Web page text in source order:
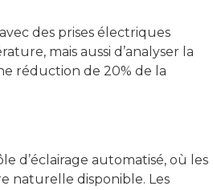
des prises électriques
mais aussi d’analyser la
réduction de 20% de la
d’éclairage automatisé, où les
naturelle disponible. Les